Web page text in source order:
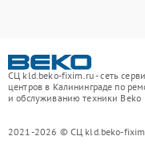
СЦ kld.beko-fixim.ru - сеть
центров в Калининграде по
и обслуживанию техники Beko
2021-2026 © СЦ kld.beko-